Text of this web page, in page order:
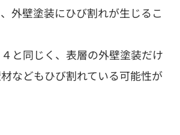
外壁塗装にひび割れが生じるこ
と同じく、表層の外壁塗装だけ
などもひび割れている可能性が